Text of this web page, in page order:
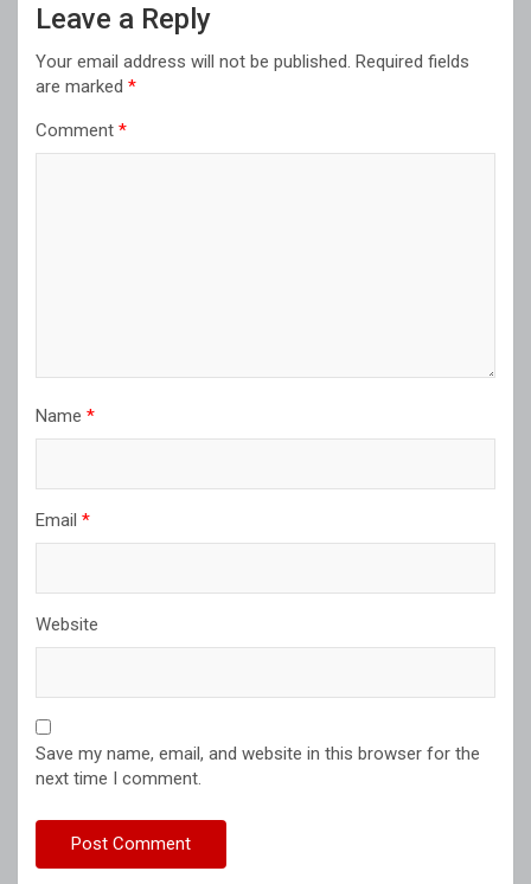
Leave a Reply
Your email address will not be published. Required fields
are marked *
Comment *
Name *
Email *
Website
Save my name, email, and website in this browser for the
next time I comment.